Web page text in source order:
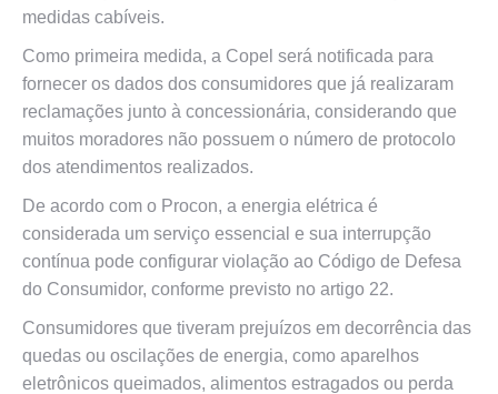
medidas cabíveis.
Como primeira medida, a Copel será notificada para
fornecer os dados dos consumidores que já realizaram
reclamações junto à concessionária, considerando que
muitos moradores não possuem o número de protocolo
dos atendimentos realizados.
De acordo com o Procon, a energia elétrica é
considerada um serviço essencial e sua interrupção
contínua pode configurar violação ao Código de Defesa
do Consumidor, conforme previsto no artigo 22.
Consumidores que tiveram prejuízos em decorrência das
quedas ou oscilações de energia, como aparelhos
eletrônicos queimados, alimentos estragados ou perda